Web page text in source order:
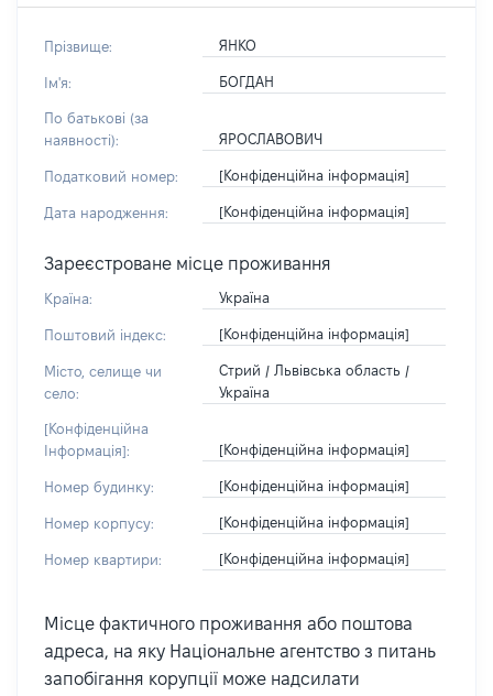
Прізвище: ЯНКО
Ім'я: БОГДАН
По батькові (за
наявності):
ЯРОСЛАВОВИЧ
Податковий номер: [Конфіденційна інформація]
Дата народження: [Конфіденційна інформація]
Зареєстроване місце проживання
Країна: Україна
Поштовий індекс: [Конфіденційна інформація]
Місто, селище чи
село:
Стрий / Львівська область /
Україна
[Конфіденційна
Інформація]:
[Конфіденційна інформація]
Номер будинку: [Конфіденційна інформація]
Номер корпусу: [Конфіденційна інформація]
Номер квартири: [Конфіденційна інформація]
Місце фактичного проживання або поштова
адреса, на яку Національне агентство з питань
запобігання корупції може надсилати